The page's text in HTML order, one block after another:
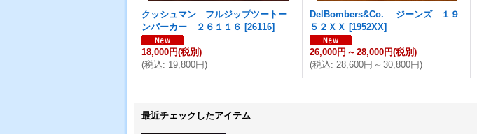
クッシュマン フルジップツートー
ンパーカー ２６１１６ [26116]
18,000円(税別)
(税込: 19,800円)
DelBombers&Co. ジーンズ １９
５２ＸＸ [1952XX]
26,000円 ～ 28,000円(税別)
(税込: 28,600円 ～ 30,800円)
最近チェックしたアイテム